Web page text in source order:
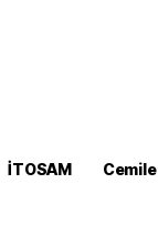
İTOSAM